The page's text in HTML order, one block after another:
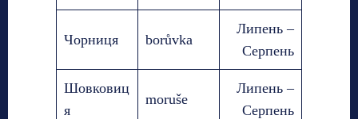
Чорниця borůvka
Липень –
Серпень
Шовковиц
я
moruše
Липень –
Серпень